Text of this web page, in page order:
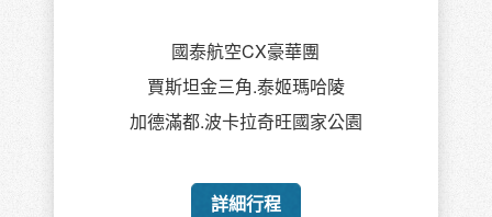
國泰航空CX豪華團
賈斯坦金三角.泰姬瑪哈陵
加德滿都.波卡拉奇旺國家公園
詳細行程